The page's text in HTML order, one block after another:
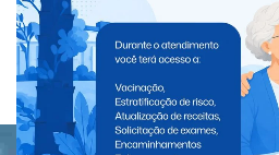
PARANÁ
Caminhoneiro
BR-277